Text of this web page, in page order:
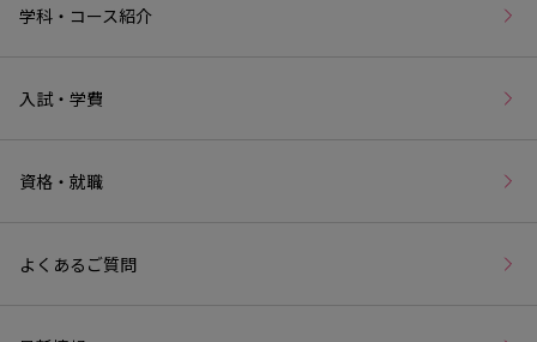
学科・コース紹介
入試・学費
資格・就職
よくあるご質問